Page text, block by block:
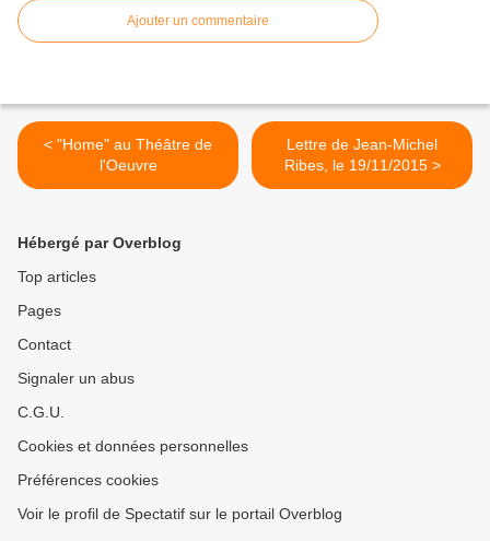
Ajouter un commentaire
< "Home" au Théâtre de
l'Oeuvre
Lettre de Jean-Michel
Ribes, le 19/11/2015 >
Hébergé par Overblog
Top articles
Pages
Contact
Signaler un abus
C.G.U.
Cookies et données personnelles
Préférences cookies
Voir le profil de Spectatif sur le portail Overblog